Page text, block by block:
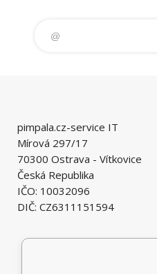
pimpala.cz-service IT
Mírová 297/17
70300 Ostrava - Vítkovice
Česká Republika
IČO: 10032096
DIČ: CZ6311151594